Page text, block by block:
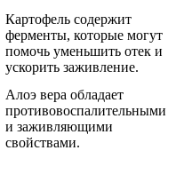
Картофель содержит
ферменты, которые могут
помочь уменьшить отек и
ускорить заживление.
Алоэ вера обладает
противовоспалительными
и заживляющими
свойствами.